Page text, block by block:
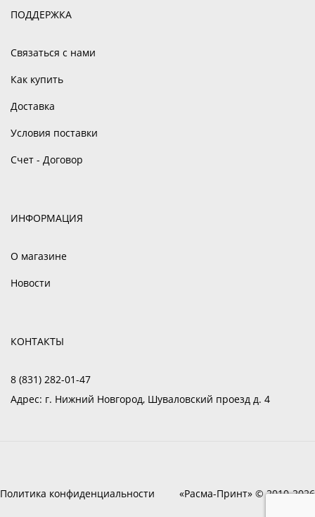
ПОДДЕРЖКА
Связаться с нами
Как купить
Доставка
Условия поставки
Счет - Договор
ИНФОРМАЦИЯ
О магазине
Новости
КОНТАКТЫ
8 (831) 282-01-47
Адрес: г. Нижний Новгород, Шуваловский проезд д. 4
Политика конфиденциальности «Расма-Принт» © 2010-2026